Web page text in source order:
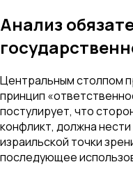
Анализ
Центральным столпом
принцип
постулирует, что
конфликт, должна
израильской точки
последующее